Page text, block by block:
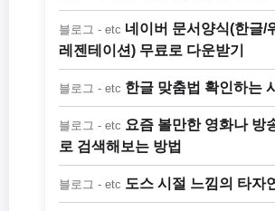
블로그 - etc 네이버 문서양식(한글/
레젠테이션) 무료로 다운받기
블로그 - etc 한글 맞춤법 확인하는
블로그 - etc 요즘 볼만한 영화나 방
로 검색해보는 방법
블로그 - etc 도스 시절 느낌의 타자